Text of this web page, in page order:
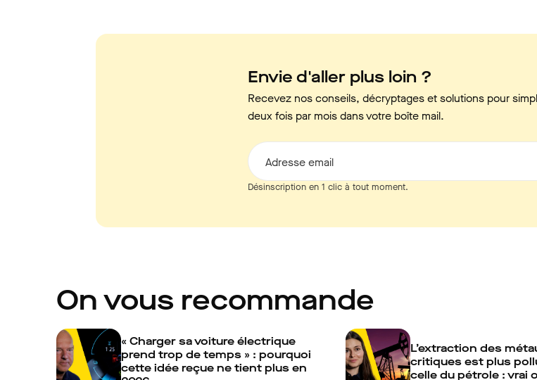
Envie d'aller plus loin ?
Recevez nos conseils, décryptages et solutions pour
deux fois par mois dans votre boîte mail.
Adresse email
Désinscription en 1 clic à tout moment.
On vous recommande
« Charger sa voiture électrique
prend trop de temps » : pourquoi
cette idée reçue ne tient plus en
L’extraction des
critiques est plus
celle du pétrole : vrai